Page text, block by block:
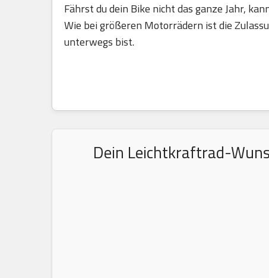
Fährst du dein Bike nicht das ganze Jahr,
Wie bei größeren Motorrädern ist die
unterwegs bist.
Dein Leichtkraftrad-